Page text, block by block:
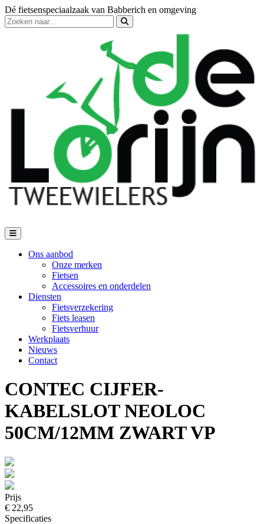
Dé fietsenspeciaalzaak van Babberich en omgeving
Ons aanbod
Onze merken
Fietsen
Accessoires en onderdelen
Diensten
Fietsverzekering
Fiets leasen
Fietsverhuur
Werkplaats
Nieuws
Contact
CONTEC CIJFER-
KABELSLOT NEOLOC
50CM/12MM ZWART VP
Prijs
€ 22,95
Specificaties